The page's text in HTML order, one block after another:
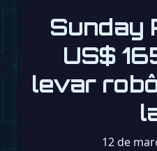
Sunday
US$
levar
12 de